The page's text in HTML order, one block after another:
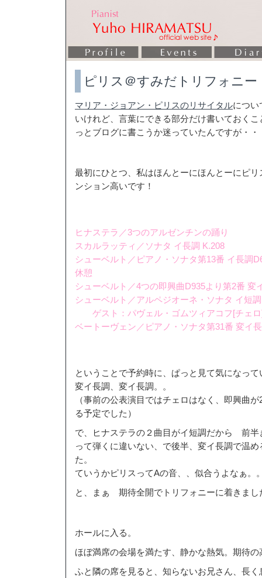
ピリス＠すみだトリフォニー
マリア・ジョアン・ピリスのリサイタルについ
いけれど、言葉にできる部分だけ書いておく
っとブログに書こうか迷っていたんですが・
最初にひとつ、私はほんとーにほんとーにピ
ンション高いです！
ヒナステラ／3つのアルゼンチンの踊り
スカルラッティ／ソナタ イ長調 K.208
シューベルト／ピアノ・ソナタ第13番 イ長調
休憩
シューベルト／4つの即興曲D935より第2番 変
シューベルト／アルペジオーネ・ソナタ イ短
ゲスト：パヴェル・ゴムツィアコフ[チェ
ベートーヴェン／ピアノ・ソナタ第31番 変イ
ということで予約時に、ぱっと見て気になっ
変イ長調、変イ長調。。
（事前の公表演目ではチェロはなく、即興曲
る予定でした）
で、ヒナステラの２曲目がイ短調だから 前半
って弾くに違いない、で後半、変イ長調で温
た。
ていうかピリスってAの音、、似合うよなぁ
と、まぁ 期待全開でトリフォニーに着きまし
ホールに入る。
ほぼ満席の会場を満たす、静かな熱気。期待
ふと隣の席を見ると、知らないお兄さん、長